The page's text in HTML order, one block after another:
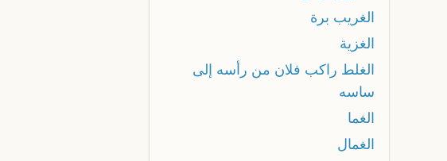
الغريب برة
الغزية
الغلط راكب فلان من رأسه إلى
ساسه
الغما
الغمال